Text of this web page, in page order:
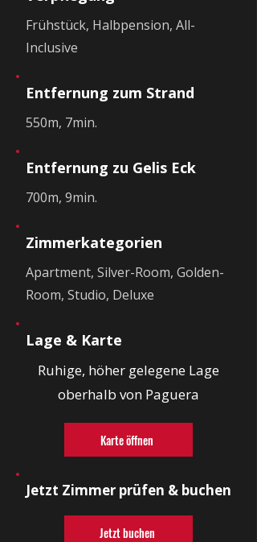
Frühstück, Halbpension, All-
Inclusive
Entfernung zum Strand
550m, 7min.
Entfernung zu Gelis Eck
700m, 9min.
Zimmerkategorien
Apartment, Silver-Room, Golden-
Room, Studio, Deluxe
Lage & Karte
Ruhige, höher gelegene Lage
oberhalb von Paguera
Karte öffnen
Jetzt Zimmer prüfen & buchen
Jetzt buchen